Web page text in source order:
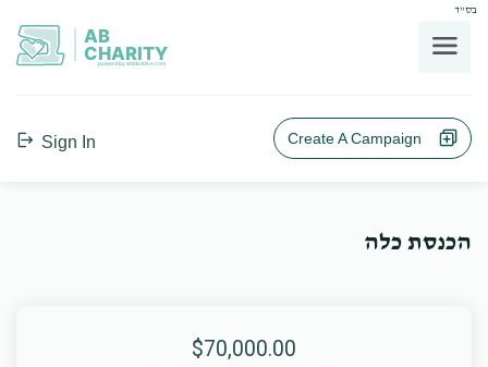
בס"ד
AB
CHARITY
powerd by ahblicklive.com
Sign In Create A Campaign
הכנסת כלה
$70,000.00